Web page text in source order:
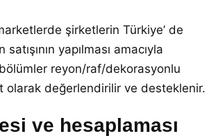
şirketlerin Türkiye’ de
yapılması amacıyla
bölümler reyon/raf/dekorasyonlu
olarak değerlendirilir ve desteklenir.
ve hesaplaması